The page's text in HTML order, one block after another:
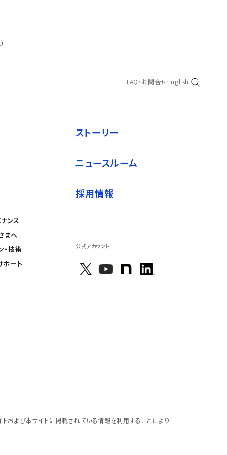
FAQ・お問合せEnglish
ンス
まへ
・技術
ポート
ストーリー
ニュースルーム
採用情報
公式アカウント
および本サイトに掲載されている情報を利用することにより